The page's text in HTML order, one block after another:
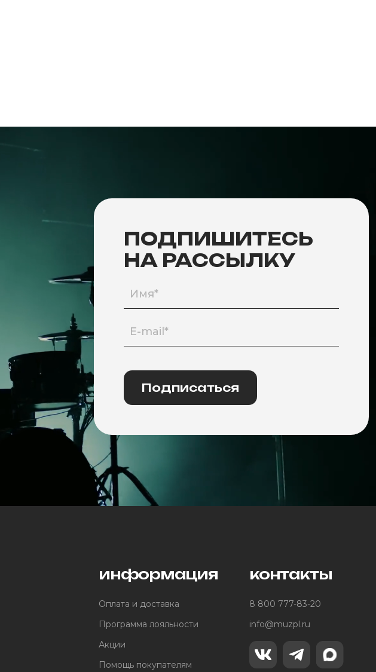
ПОДПИШИТЕСЬ
НА РАССЫЛКУ
Подписаться
информация
Оплата и доставка
Программа лояльности
Акции
Помощь покупателям
контакты
8 800 777-83-20
info@muzpl.ru